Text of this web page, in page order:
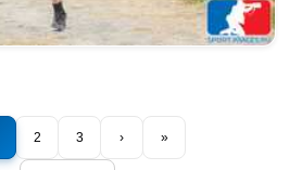
2 3 › »